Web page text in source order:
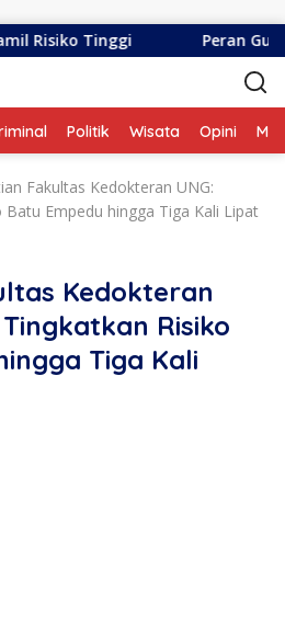
Tinggi Peran Gusnar -
Politik Wisata Opini
Fakultas Kedokteran UNG:
Empedu hingga Tiga Kali Lipat
Kedokteran
Risiko
Tiga Kali